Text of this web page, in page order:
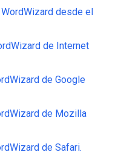
desde el
de Internet
de Google
de Mozilla
de Safari.